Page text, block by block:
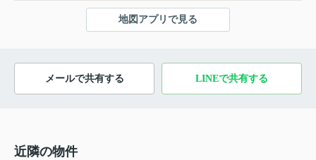
地図アプリで見る
メールで共有する LINEで共有する
近隣の物件